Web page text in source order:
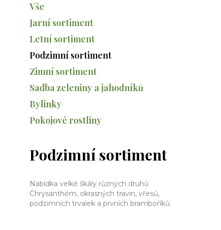
Vše
Jarní sortiment
Letní sortiment
Podzimní sortiment
Zimní sortiment
Sadba zeleniny a jahodníků
Bylinky
Pokojové rostliny
Podzimní sortiment
Nabídka velké škály různých druhů
Chrysanthém, okrasných travin, vřesů,
podzimních trvalek a prvních bramboříků.